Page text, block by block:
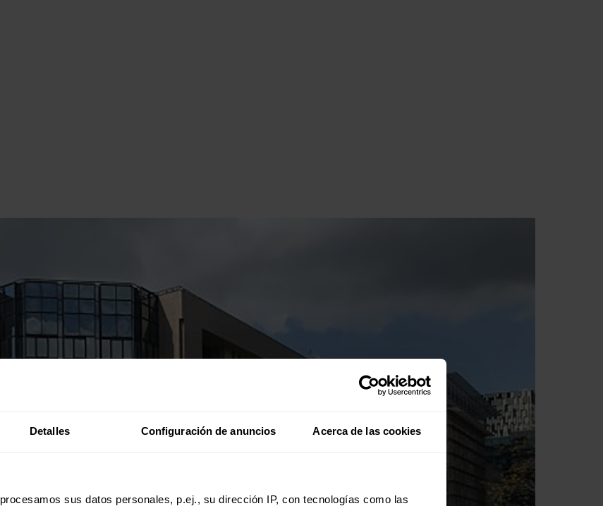
Detalles Configuración de anuncios Acerca de las cookies
procesamos sus datos personales, p.ej., su dirección IP, con tecnologías como las